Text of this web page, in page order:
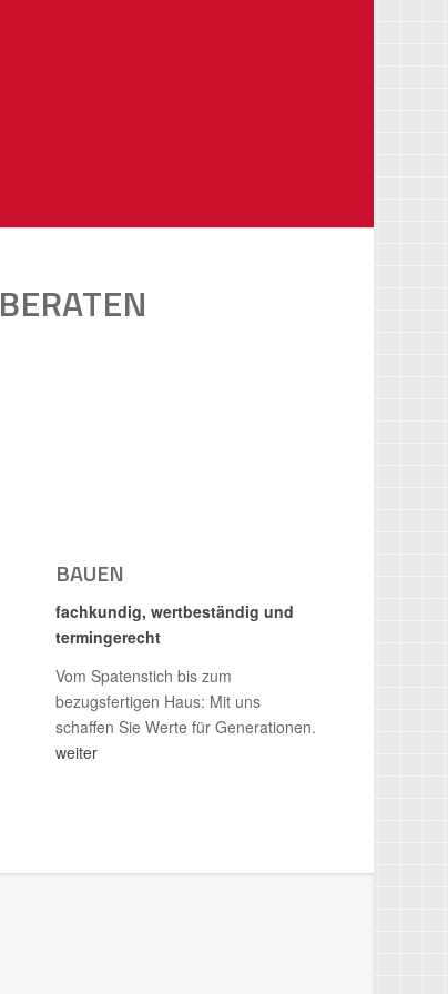
BERATEN
BAUEN
fachkundig, wertbeständig und
termingerecht
Vom Spatenstich bis zum
bezugsfertigen Haus: Mit uns
schaffen Sie Werte für Generationen.
weiter